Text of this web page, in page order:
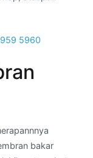
bakar